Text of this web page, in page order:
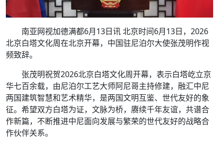
南亚网视加德满都6月13日讯 北京时间6月13日，2026
北京白塔文化周在北京开幕，中国驻尼泊尔大使张茂明作视
频致辞。
张茂明祝贺2026北京白塔文化周开幕，表示白塔屹立京
华七百余载，由尼泊尔工艺大师阿尼哥主持修建，融汇中尼
两国建筑智慧和艺术精华，是两国文明互鉴、世代友好的象
征。希望双方白塔为证，文脉为桥，赓续千年友谊，共谱合
作新篇，不断推进中尼面向发展与繁荣的世代友好的战略合
作伙伴关系。